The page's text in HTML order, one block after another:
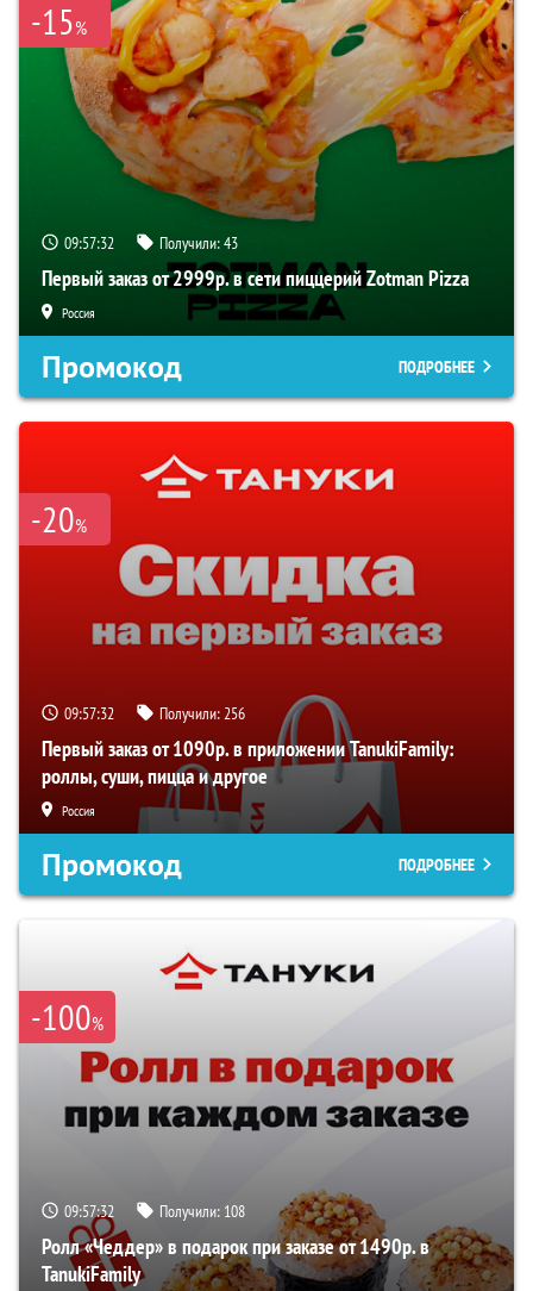
-15%
09:57:31 Получили:43
Первый заказ от 2999р. в сети пиццерий Zotman Pizza
Россия
Промокод ПОДРОБНЕЕ
-20%
09:57:31 Получили:256
Первый заказ от 1090р. в приложении TanukiFamily:
роллы, суши, пицца и другое
Россия
Промокод ПОДРОБНЕЕ
-100%
09:57:31 Получили: 108
Ролл «Чеддер» в подарок при заказе от 1490р. в
TanukiFamily